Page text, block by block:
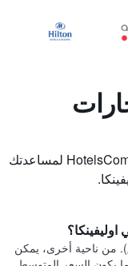
استخدم نصائحنا المستندة إلى بيانات HotelsCombined لمساعدتك
للإقامة في اوليفينكا هو الثلاثاء (96 ﷼). من ناحية أخرى، يمكن